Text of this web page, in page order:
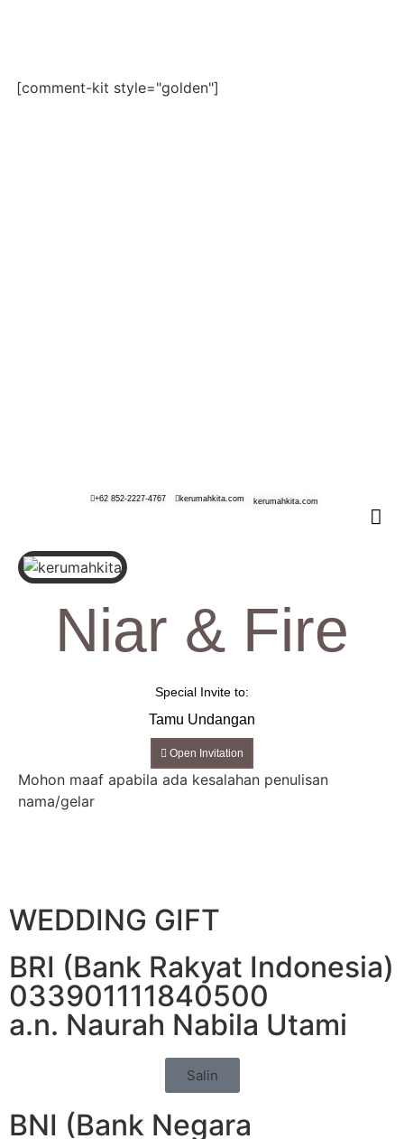
[comment-kit style="golden"]
+62 852-2227-4767 kerumahkita.com kerumahkita.com
Niar & Fire
Special Invite to:
Tamu Undangan
Open Invitation
Mohon maaf apabila ada kesalahan penulisan
nama/gelar
WEDDING GIFT
BRI (Bank Rakyat Indonesia)
033901111840500
a.n. Naurah Nabila Utami
Salin
BNI (Bank Negara